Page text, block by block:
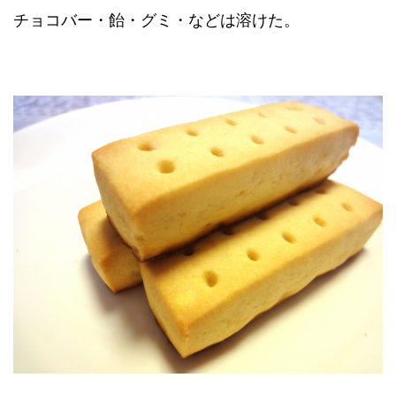
チョコバー・飴・グミ・などは溶けた。